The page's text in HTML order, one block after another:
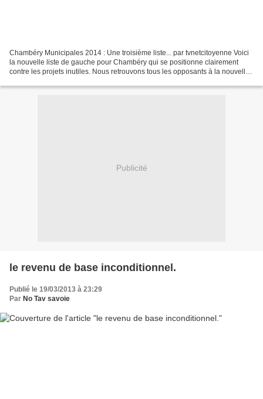
Chambéry Municipales 2014 : Une troisième liste... par tvnetcitoyenne Voici
la nouvelle liste de gauche pour Chambéry qui se positionne clairement
contre les projets inutiles. Nous retrouvons tous les opposants à la nouvelle
Publicité
le revenu de base inconditionnel.
Publié le 19/03/2013 à 23:29
Par No Tav savoie